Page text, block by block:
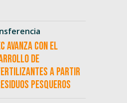
avanza con el
de
a partir
pesqueros